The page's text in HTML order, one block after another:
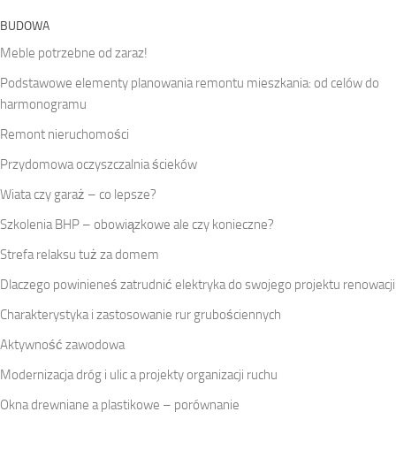
BUDOWA
Meble potrzebne od zaraz!
Podstawowe elementy planowania remontu mieszkania: od celów do
harmonogramu
Remont nieruchomości
Przydomowa oczyszczalnia ścieków
Wiata czy garaż – co lepsze?
Szkolenia BHP – obowiązkowe ale czy konieczne?
Strefa relaksu tuż za domem
Dlaczego powinieneś zatrudnić elektryka do swojego projektu renowacji
Charakterystyka i zastosowanie rur grubościennych
Aktywność zawodowa
Modernizacja dróg i ulic a projekty organizacji ruchu
Okna drewniane a plastikowe – porównanie